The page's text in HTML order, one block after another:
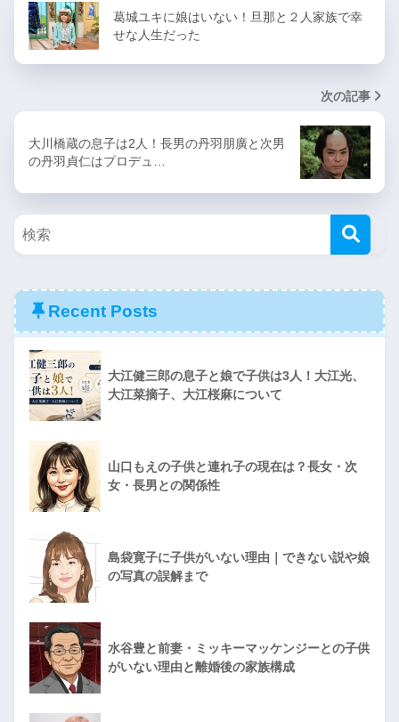
葛城ユキに娘はいない！旦那と２人家族で幸
せな人生だった
次の記事
大川橋蔵の息子は2人！長男の丹羽朋廣と次男
の丹羽貞仁はプロデュ…
Recent Posts
大江健三郎の息子と娘で子供は3人！大江光、
大江菜摘子、大江桜麻について
山口もえの子供と連れ子の現在は？長女・次
女・長男との関係性
島袋寛子に子供がいない理由｜できない説や娘
の写真の誤解まで
水谷豊と前妻・ミッキーマッケンジーとの子供
がいない理由と離婚後の家族構成